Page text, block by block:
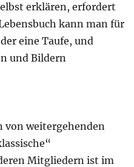
erklären, erfordert
kann man für
eine Taufe, und
und Bildern
von weitergehenden
Mitgliedern ist im